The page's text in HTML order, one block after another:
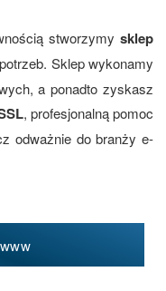
stworzymy sklep
Sklep wykonamy
a ponadto zyskasz
, profesjonalną pomoc
odważnie do branży e-